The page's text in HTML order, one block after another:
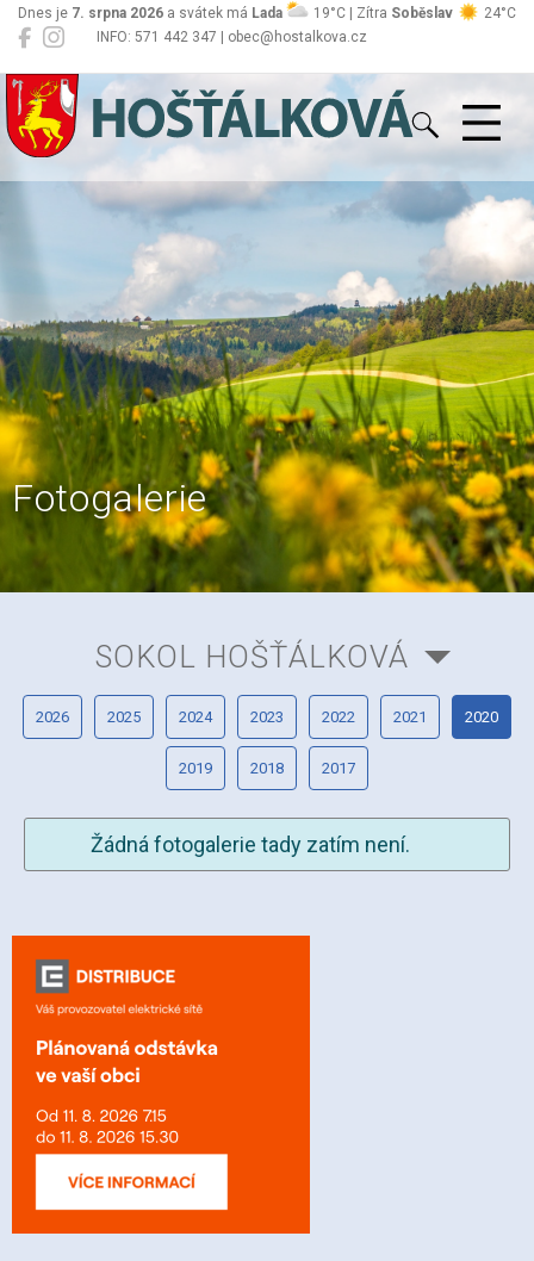
INFO: 571 442 347 | obec@hostalkova.cz
Dnes je 7. srpna 2026 a svátek má Lada 19°C | Zítra Soběslav 24°C
Hošťálková
Fotogalerie
SOKOL HOŠŤÁLKOVÁ
2026 2025 2024 2023 2022 2021 2020
2019 2018 2017
Žádná fotogalerie tady zatím není.